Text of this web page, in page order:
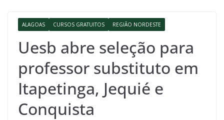
ALAGOAS CURSOS GRATUITOS REGIÃO NORDESTE
Uesb abre seleção para
professor substituto em
Itapetinga, Jequié e
Conquista